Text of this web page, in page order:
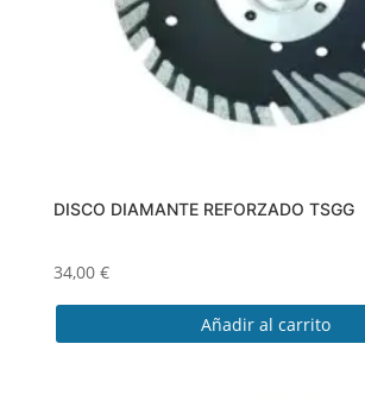
DISCO DIAMANTE REFORZADO TSGG
34,00 €
Añadir al carrito